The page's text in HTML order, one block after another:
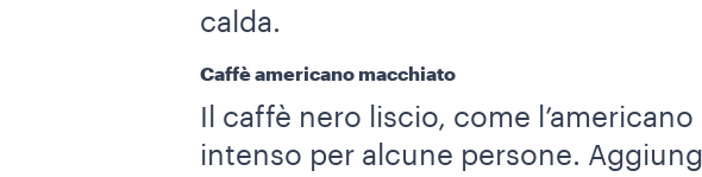
calda.
Caffè americano macchiato
Il caffè nero liscio, come
intenso per alcune persone.